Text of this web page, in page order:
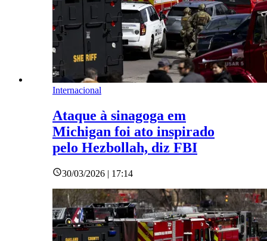
Internacional
Ataque à sinagoga em
Michigan foi ato inspirado
pelo Hezbollah, diz FBI
30/03/2026 | 17:14